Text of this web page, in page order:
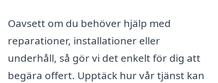
Oavsett om du behöver hjälp med
reparationer, installationer eller
underhåll, så gör vi det enkelt för dig att
begära offert. Upptäck hur vår tjänst kan